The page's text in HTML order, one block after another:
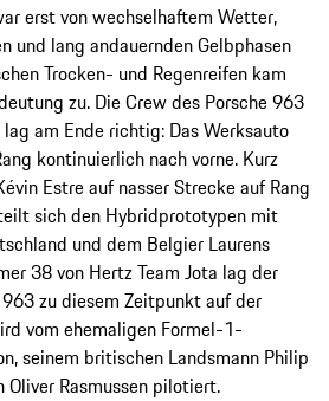
erst von wechselhaftem Wetter,
und lang andauernden Gelbphasen
Trocken- und Regenreifen kam
zu. Die Crew des Porsche 963
am Ende richtig: Das Werksauto
kontinuierlich nach vorne. Kurz
Estre auf nasser Strecke auf Rang
sich den Hybridprototypen mit
und dem Belgier Laurens
38 von Hertz Team Jota lag der
zu diesem Zeitpunkt auf der
vom ehemaligen Formel-1-
seinem britischen Landsmann Philip
Oliver Rasmussen pilotiert.